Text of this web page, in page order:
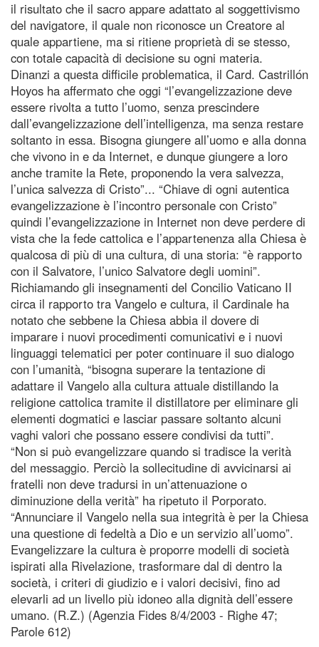
il risultato che il sacro appare adattato al soggettivismo
del navigatore, il quale non riconosce un Creatore al
quale appartiene, ma si ritiene proprietà di se stesso,
con totale capacità di decisione su ogni materia.
Dinanzi a questa difficile problematica, il Card. Castrillón
Hoyos ha affermato che oggi “l’evangelizzazione deve
essere rivolta a tutto l’uomo, senza prescindere
dall’evangelizzazione dell’intelligenza, ma senza restare
soltanto in essa. Bisogna giungere all’uomo e alla donna
che vivono in e da Internet, e dunque giungere a loro
anche tramite la Rete, proponendo la vera salvezza,
l’unica salvezza di Cristo”... “Chiave di ogni autentica
evangelizzazione è l’incontro personale con Cristo”
quindi l’evangelizzazione in Internet non deve perdere di
vista che la fede cattolica e l’appartenenza alla Chiesa è
qualcosa di più di una cultura, di una storia: “è rapporto
con il Salvatore, l’unico Salvatore degli uomini”.
Richiamando gli insegnamenti del Concilio Vaticano II
circa il rapporto tra Vangelo e cultura, il Cardinale ha
notato che sebbene la Chiesa abbia il dovere di
imparare i nuovi procedimenti comunicativi e i nuovi
linguaggi telematici per poter continuare il suo dialogo
con l’umanità, “bisogna superare la tentazione di
adattare il Vangelo alla cultura attuale distillando la
religione cattolica tramite il distillatore per eliminare gli
elementi dogmatici e lasciar passare soltanto alcuni
vaghi valori che possano essere condivisi da tutti”.
“Non si può evangelizzare quando si tradisce la verità
del messaggio. Perciò la sollecitudine di avvicinarsi ai
fratelli non deve tradursi in un’attenuazione o
diminuzione della verità” ha ripetuto il Porporato.
“Annunciare il Vangelo nella sua integrità è per la Chiesa
una questione di fedeltà a Dio e un servizio all’uomo”.
Evangelizzare la cultura è proporre modelli di società
ispirati alla Rivelazione, trasformare dal di dentro la
società, i criteri di giudizio e i valori decisivi, fino ad
elevarli ad un livello più idoneo alla dignità dell’essere
umano. (R.Z.) (Agenzia Fides 8/4/2003 - Righe 47;
Parole 612)